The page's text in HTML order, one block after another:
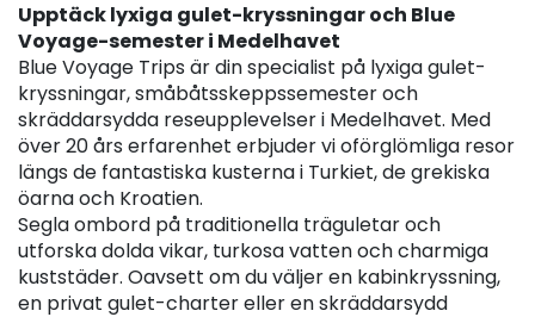
Upptäck lyxiga gulet-kryssningar och Blue
Voyage-semester i Medelhavet
Blue Voyage Trips är din specialist på lyxiga gulet-
kryssningar, småbåtsskeppssemester och
skräddarsydda reseupplevelser i Medelhavet. Med
över 20 års erfarenhet erbjuder vi oförglömliga resor
längs de fantastiska kusterna i Turkiet, de grekiska
öarna och Kroatien.
Segla ombord på traditionella träguletar och
utforska dolda vikar, turkosa vatten och charmiga
kuststäder. Oavsett om du väljer en kabinkryssning,
en privat gulet-charter eller en skräddarsydd